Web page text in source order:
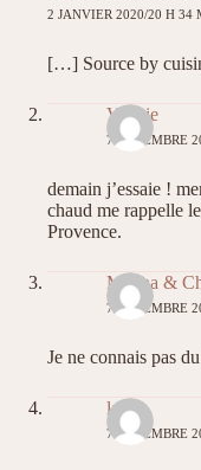
2 JANVIER 2020/20 H 34
[…] Source by
Valérie
7 DÉCEMBRE
demain j’essaie !
chaud me rappelle
Provence.
Mélina &
7 DÉCEMBRE
Je ne connais pas
laura
7 DÉCEMBRE